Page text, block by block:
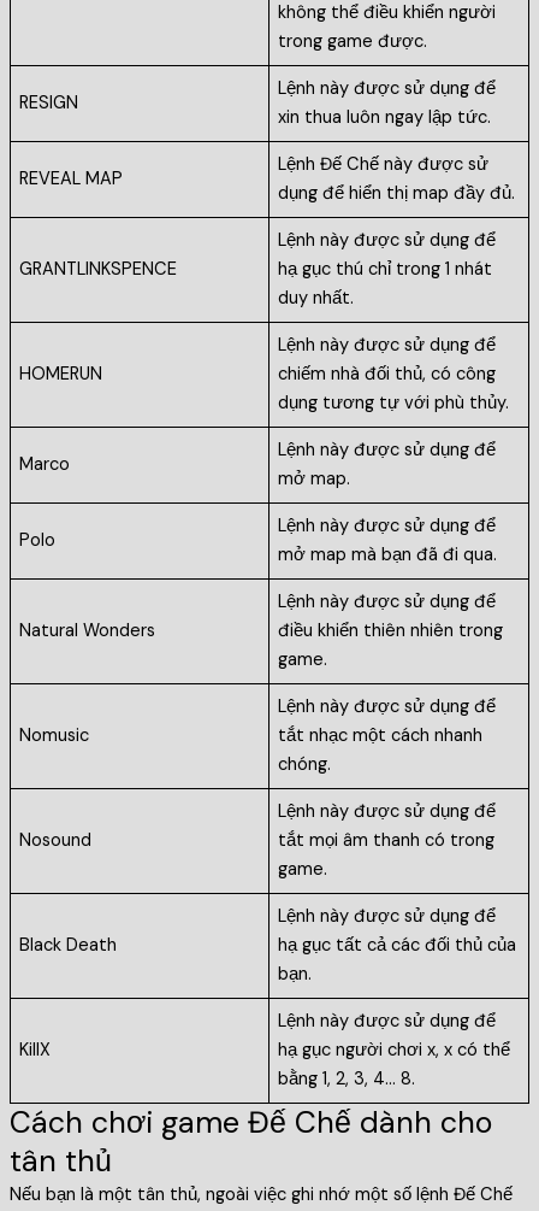
không thể điều khiển người
trong game được.
RESIGN
Lệnh này được sử dụng để
xin thua luôn ngay lập tức.
REVEAL MAP
Lệnh Đế Chế này được sử
dụng để hiển thị map đầy đủ.
GRANTLINKSPENCE
Lệnh này được sử dụng để
hạ gục thú chỉ trong 1 nhát
duy nhất.
HOMERUN
Lệnh này được sử dụng để
chiếm nhà đối thủ, có công
dụng tương tự với phù thủy.
Marco
Lệnh này được sử dụng để
mở map.
Polo
Lệnh này được sử dụng để
mở map mà bạn đã đi qua.
Natural Wonders
Lệnh này được sử dụng để
điều khiển thiên nhiên trong
game.
Nomusic
Lệnh này được sử dụng để
tắt nhạc một cách nhanh
chóng.
Nosound
Lệnh này được sử dụng để
tắt mọi âm thanh có trong
game.
Black Death
Lệnh này được sử dụng để
hạ gục tất cả các đối thủ của
bạn.
KillX
Lệnh này được sử dụng để
hạ gục người chơi x, x có thể
bằng 1, 2, 3, 4… 8.
Cách chơi game Đế Chế dành cho
tân thủ
Nếu bạn là một tân thủ, ngoài việc ghi nhớ một số lệnh Đế Chế